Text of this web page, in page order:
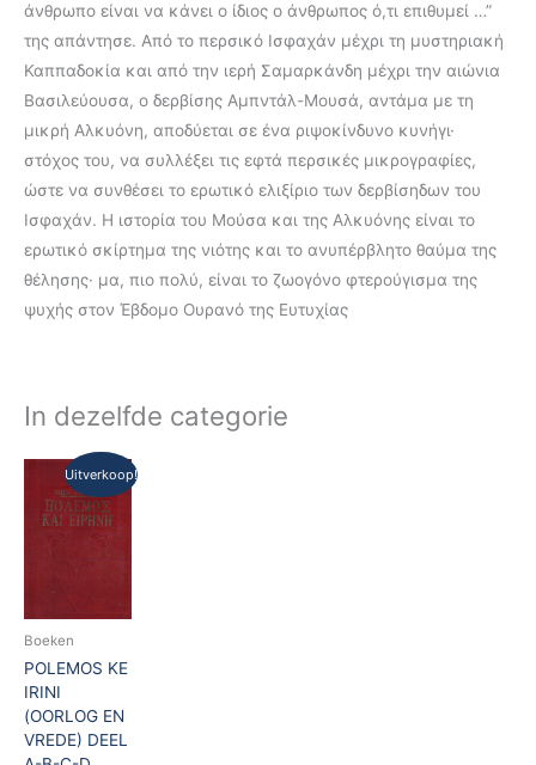
άνθρωπο είναι να κάνει ο ίδιος ο άνθρωπος ό,τι επιθυμεί …”
της απάντησε. Από το περσικό Ισφαχάν μέχρι τη μυστηριακή
Καππαδοκία και από την ιερή Σαμαρκάνδη μέχρι την αιώνια
Βασιλεύουσα, ο δερβίσης Αμπντάλ-Μουσά, αντάμα με τη
μικρή Αλκυόνη, αποδύεται σε ένα ριψοκίνδυνο κυνήγι·
στόχος του, να συλλέξει τις εφτά περσικές μικρογραφίες,
ώστε να συνθέσει το ερωτικό ελιξίριο των δερβίσηδων του
Ισφαχάν. Η ιστορία του Μούσα και της Αλκυόνης είναι το
ερωτικό σκίρτημα της νιότης και το ανυπέρβλητο θαύμα της
θέλησης· μα, πιο πολύ, είναι το ζωογόνο φτερούγισμα της
ψυχής στον Έβδομο Ουρανό της Ευτυχίας
In dezelfde categorie
Uitverkoop!
Boeken
POLEMOS KE
IRINI
(OORLOG EN
VREDE) DEEL
Oorspronkelijke
prijs
was:
€85,00.
Huidige
prijs